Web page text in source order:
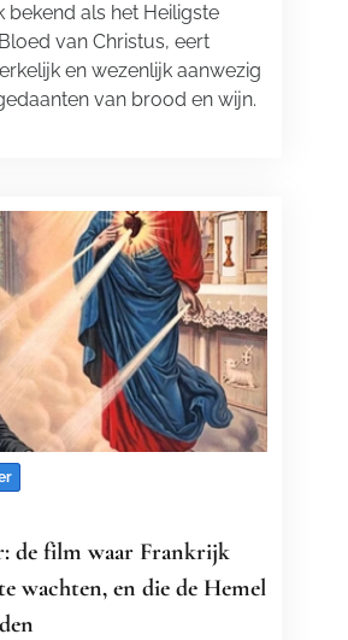
bekend als het Heiligste
van Christus, eert
en wezenlijk aanwezig
van brood en wijn.
de film waar Frankrijk
wachten, en die de Hemel